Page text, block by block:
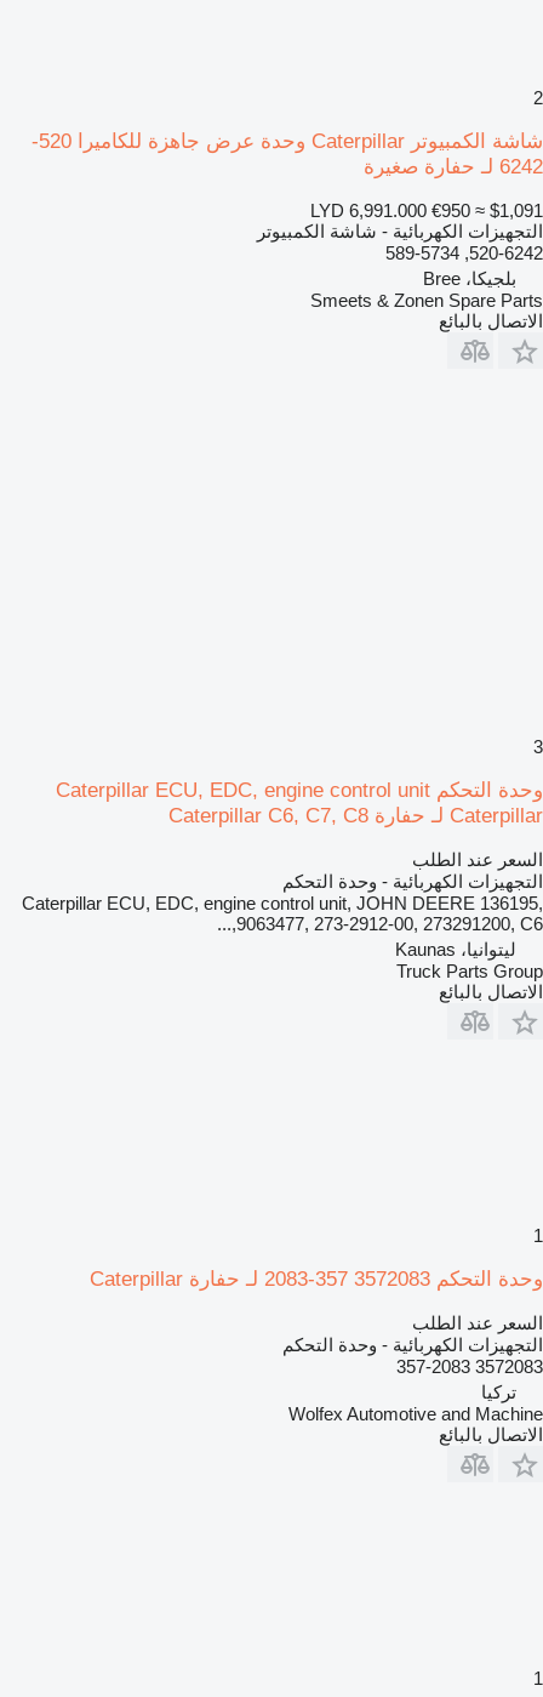
2
شاشة الكمبيوتر Caterpillar وحدة عرض جاهزة للكاميرا 520-
6242 لـ حفارة صغيرة
LYD 6,991.000 €950 ≈ $1,091
التجهيزات الكهربائية - شاشة الكمبيوتر
520-6242, 589-5734
بلجيكا، Bree
Smeets & Zonen Spare Parts
الاتصال بالبائع
3
وحدة التحكم Caterpillar ECU, EDC, engine control unit
Caterpillar لـ حفارة Caterpillar C6, C7, C8
السعر عند الطلب
التجهيزات الكهربائية - وحدة التحكم
Caterpillar ECU, EDC, engine control unit, JOHN DEERE 136195,
9063477, 273-2912-00, 273291200, C6,...
ليتوانيا، Kaunas
Truck Parts Group
الاتصال بالبائع
1
وحدة التحكم 3572083 357-2083 لـ حفارة Caterpillar
السعر عند الطلب
التجهيزات الكهربائية - وحدة التحكم
3572083 357-2083
تركيا
Wolfex Automotive and Machine
الاتصال بالبائع
1